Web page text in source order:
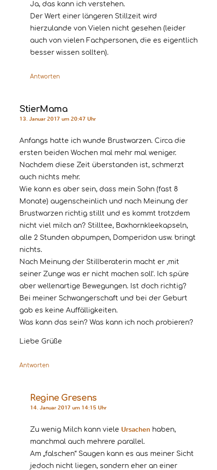
Ja, das kann ich verstehen.
Der Wert einer längeren Stillzeit wird
hierzulande von Vielen nicht gesehen (leider
auch von vielen Fachpersonen, die es eigentlich
besser wissen sollten).
Antworten
StierMama
13. Januar 2017 um 20:47 Uhr
Anfangs hatte ich wunde Brustwarzen. Circa die
ersten beiden Wochen mal mehr mal weniger.
Nachdem diese Zeit überstanden ist, schmerzt
auch nichts mehr.
Wie kann es aber sein, dass mein Sohn (fast 8
Monate) augenscheinlich und nach Meinung der
Brustwarzen richtig stillt und es kommt trotzdem
nicht viel milch an? Stilltee, Boxhornkleekapseln,
alle 2 Stunden abpumpen, Domperidon usw. bringt
nichts.
Nach Meinung der Stillberaterin macht er ‚mit
seiner Zunge was er nicht machen soll‘. Ich spüre
aber wellenartige Bewegungen. Ist doch richtig?
Bei meiner Schwangerschaft und bei der Geburt
gab es keine Auffälligkeiten.
Was kann das sein? Was kann ich noch probieren?
Liebe Grüße
Antworten
Regine Gresens
14. Januar 2017 um 14:15 Uhr
Zu wenig Milch kann viele Ursachen haben,
manchmal auch mehrere parallel.
Am „falschen“ Saugen kann es aus meiner Sicht
jedoch nicht liegen, sondern eher an einer